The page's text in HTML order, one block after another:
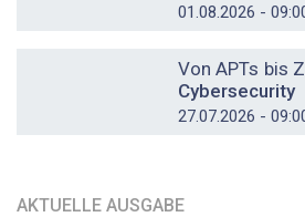
01.08.2026 -
Von APTs bis
Cybersecurity
27.07.2026 -
AKTUELLE AUSGABE